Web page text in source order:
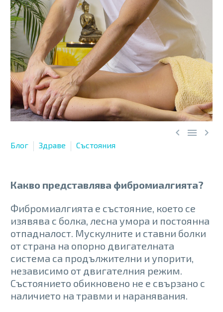
  
Блог Здраве Състояния
Какво представлява фибромиалгията?
Фибромиалгията е състояние, което се
изявява с болка, лесна умора и постоянна
отпадналост. Мускулните и ставни болки
от страна на опорно двигателната
система са продължителни и упорити,
независимо от двигателния режим.
Състоянието обикновено не е свързано с
наличието на травми и наранявания.